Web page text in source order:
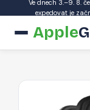
Ve dnech 3.–9. 8.
expedovat je
Apple